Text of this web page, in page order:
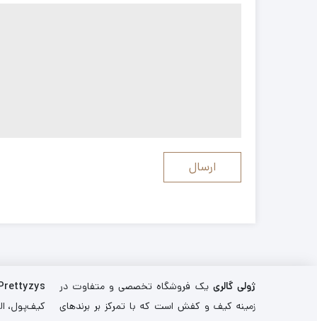
ژولی گالری یک فروشگاه تخصصی و متفاوت در
زمینه کیف و کفش است که با تمرکز بر برندهای
کیف‌پول،